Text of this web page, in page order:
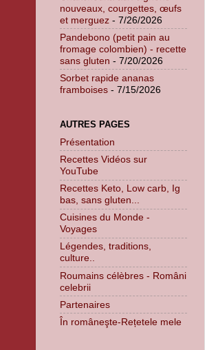
nouveaux, courgettes, œufs
et merguez - 7/26/2026
Pandebono (petit pain au
fromage colombien) - recette
sans gluten - 7/20/2026
Sorbet rapide ananas
framboises - 7/15/2026
AUTRES PAGES
Présentation
Recettes Vidéos sur
YouTube
Recettes Keto, Low carb, Ig
bas, sans gluten...
Cuisines du Monde -
Voyages
Légendes, traditions,
culture..
Roumains célèbres - Români
celebrii
Partenaires
În româneşte-Rețetele mele